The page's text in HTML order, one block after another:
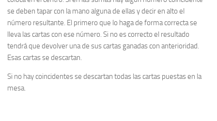
se deben tapar con la mano alguna de ellas y decir en alto el
número resultante. El primero que lo haga de forma correcta se
lleva las cartas con ese número. Si no es correcto el resultado
tendrá que devolver una de sus cartas ganadas con anterioridad.
Esas cartas se descartan.
Si no hay coincidentes se descartan todas las cartas puestas en la
mesa.